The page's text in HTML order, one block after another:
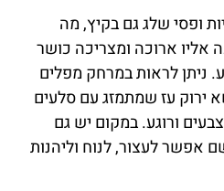
ופסי שלג גם בקיץ, מה
אליו ארוכה ומצריכה כושר
ניתן לראות במרחק מפלים
ירוק עז שמתמזג עם סלעים
ורוגע. במקום יש גם
אפשר לעצור, לנוח וליהנות